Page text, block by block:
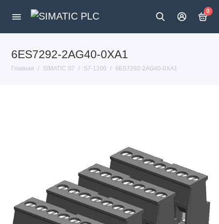
0
6ES7292-2AG40-0XA1
Главная SIMATIC S7 S7-1200 6ES7292-2AG40-0XA1